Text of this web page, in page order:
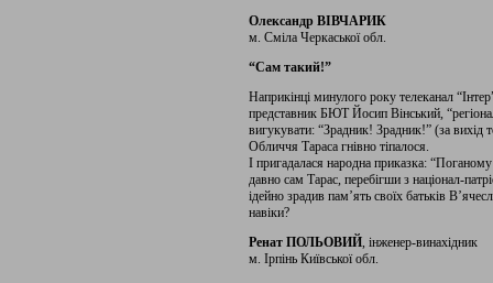
Олександр ВІВЧАРИК
м. Сміла Черкаської обл.
“Сам такий!”
Наприкінці минулого року телеканал
представник БЮТ Йосип Вінський,
вигукувати: “Зрадник! Зрадник!” (за вихід
Обличчя Тараса гнівно тіпалося.
І пригадалася народна приказка:
давно сам Тарас, перебігши з націонал-
ідейно зрадив пам’ять своїх батьків
навіки?
Ренат ПОЛЬОВИЙ, інженер-винахідник
м. Ірпінь Київської обл.